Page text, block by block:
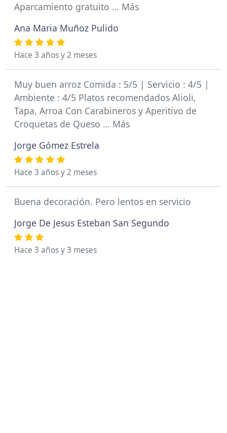
Aparcamiento gratuito … Más
Ana Maria Muñoz Pulido
Hace 3 años y 2 meses
Muy buen arroz Comida : 5/5 | Servicio : 4/5 |
Ambiente : 4/5 Platos recomendados Alioli,
Tapa, Arroa Con Carabineros y Aperitivo de
Croquetas de Queso … Más
Jorge Gómez Estrela
Hace 3 años y 2 meses
Buena decoración. Pero lentos en servicio
Jorge De Jesus Esteban San Segundo
Hace 3 años y 3 meses